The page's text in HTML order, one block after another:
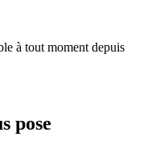
à tout moment depuis
pose